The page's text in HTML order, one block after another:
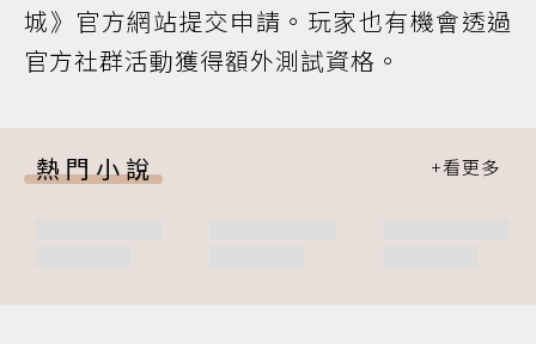
城》官方網站提交申請。玩家也有機會透過
官方社群活動獲得額外測試資格。
熱門小說